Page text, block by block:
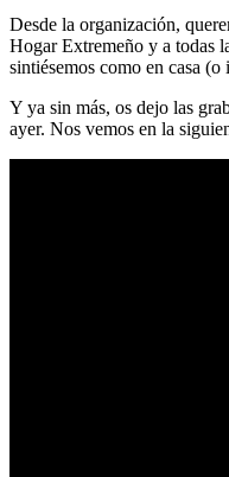
Desde la organización,
Hogar Extremeño y a todas
sintiésemos como en casa
Y ya sin más, os dejo las
ayer. Nos vemos en la